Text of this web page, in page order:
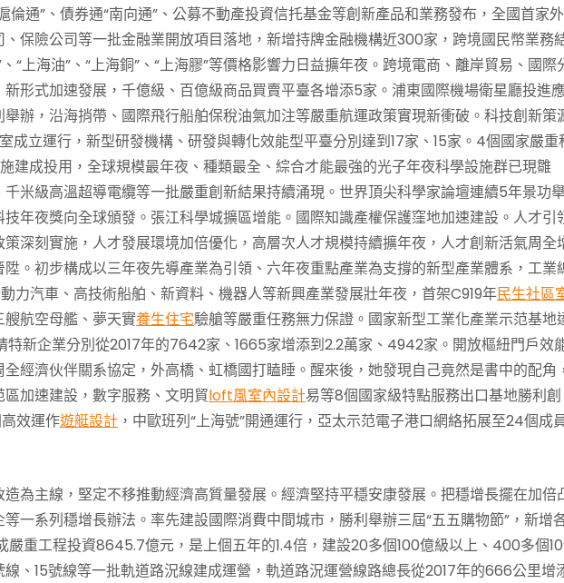
倫通”、債券通“南向通”、公募不動產投資信托基金等創新產品和業務發布，全國首家
保險公司等一批金融業開放項目落地，新增持牌金融機構近300家，跨境國民幣業務
“上海油”、“上海銅”、“上海膠”等價格影響力日益擴年夜。跨境電商、離岸貿易、國際
形式加速發展，千億級、百億級商品買賣平臺各增添5家。浦東國際機場衛星廳投進
辦，沿海捎帶、國際飛行船舶保稅油氣加注等嚴重航運政策實現新衝破。科技創新策
成立運行，新型研發機構、研發與轉化效能型平臺分別達到17家、15家。4個國家嚴重
建成投用，全球規模最年夜、種類最全、綜合才能最強的光子年夜科學設施群已現雛
米級高溫超導電纜等一批嚴重創新結果持續涌現。世界頂尖科學家論壇連續5年景功
年夜獎向全球頒發。張江科學城擴區增能。國際知識產權保護窪地加速建設。人才引
深刻實施，人才發展環境加倍優化，高層次人才規模持續擴年夜，人才創新活氣周全
。初步構成以三年夜先導產業為引領、六年夜重點產業為支撐的新型產業體系，工業
力汽車、高技術船舶、新資料、機器人等新興產業發展壯年夜，首架C919年民生社區
航空母艦、夢天實養生住宅驗艙等嚴重任務無力保證。國家新型工業化產業示范基地
特新企業分別從2017年的7642家、1665家增添到2.2萬家、4942家。開放樞紐門戶效
經濟伙伴關系協定，外高橋、虹橋國打瞌睡。醒來後，她發現自己竟然是書中的配角
加速建設，數字服務、文明貿loft風室內設計易等8個國家級特點服務出口基地勝利創
效運作遊艇設計 ，中歐班列“上海號”開通運行，亞太示范電子港口網絡拓展至24個成
造為主線，堅定不移推動經濟高質量發展。經濟堅持平穩安康發展。把穩增長擺在加倍
一系列穩增長辦法。率先建設國際消費中間城市，勝利舉辦三屆“五五購物節”，新增
嚴重工程投資8645.7億元，是上個五年的1.4倍，建設20多個100億級以上、400多個
、15號線等一批軌道路況線建成運營，軌道路況運營線路總長從2017年的666公里增